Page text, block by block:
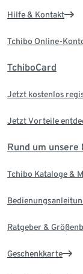
Hilfe & Kontakt
Tchibo Online-
TchiboCard
Jetzt kostenlos
Jetzt Vorteile
Rund um unsere
Tchibo Kataloge &
Ratgeber &
Geschenkkarte